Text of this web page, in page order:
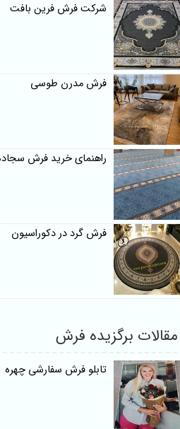
شرکت فرش فرین بافت
فرش مدرن طوسی
راهنمای خرید فرش سجاده ای
فرش گرد در دکوراسیون
فرش
تابلو فرش سفارشی چهره